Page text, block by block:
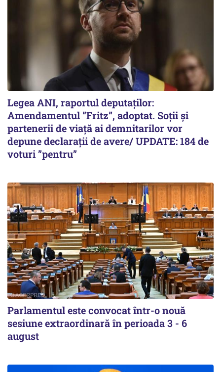
Legea ANI, raportul deputaților:
Amendamentul ”Fritz”, adoptat. Soții și
partenerii de viață ai demnitarilor vor
depune declarații de avere/ UPDATE: 184 de
voturi ”pentru”
Parlamentul este convocat într-o nouă
sesiune extraordinară în perioada 3 - 6
august